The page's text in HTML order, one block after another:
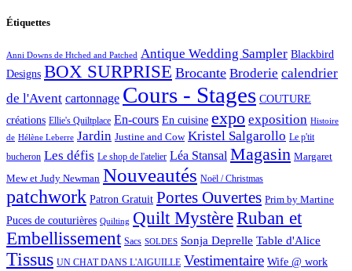
Étiquettes
Anni Downs de Htched and Patched Antique Wedding Sampler Blackbird
Designs BOX SURPRISE Brocante Broderie calendrier
de l'Avent cartonnage Cours - Stages COUTURE
créations Ellie's Quiltplace En-cours En cuisine expo exposition Histoire
de Hélène Leberre Jardin Justine and Cow Kristel Salgarollo Le p'tit
bucheron Les défis Le shop de l'atelier Léa Stansal Magasin Margaret
Mew et Judy Newman Nouveautés Noël / Christmas
patchwork Patron Gratuit Portes Ouvertes Prim by Martine
Puces de couturières Quilting Quilt MystèreRuban et
Embellissement Sacs SOLDES Sonja Deprelle Table d'Alice
Tissus UN CHAT DANS L'AIGUILLE Vestimentaire Wife @ work